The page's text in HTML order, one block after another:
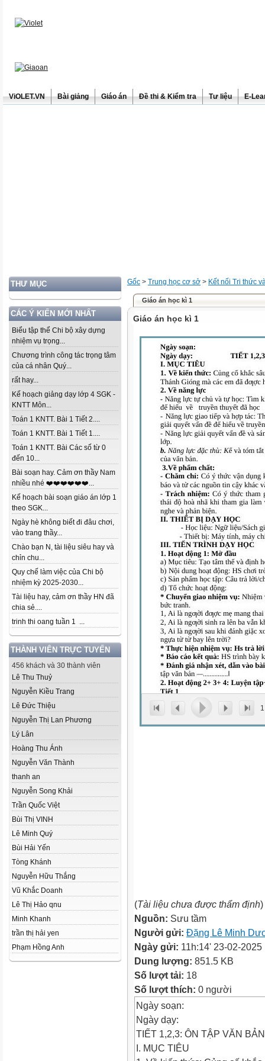
ViOLET.VN Bài giảng Giáo án Đề thi & Kiểm tra Tư liệu E-
THƯ MỤC
CÁC Ý KIẾN MỚI NHẤT
Biểu tập thể Chi bộ xây dựng
nhiệm vụ trọng...
Chương trình công tác trọng tâm
của cá nhân Quý...
rất hay...
Kế hoạch giảng dạy lớp 4 SGK -
KNTT Môn...
Toán 1 KNTT. Bài 1 Tiết 2....
Toán 1 KNTT. Bài 1 Tiết 1....
Toán 1 KNTT. Bài Các số từ 0
đến 10...
Bài soạn hay. Cảm ơn thầy Nam
nhiều nhé ❤️❤️❤️❤️❤️❤️...
Kế hoạch bài soạn giáo án lớp 1
theo SGK...
Ngày hè không biết đi đâu chơi,
vào trang thầy...
Chào bạn N, tài liệu siêu hay và
chỉn chu...
Quy chế làm việc của Chi bộ
nhiệm kỳ 2025-2030...
Tài liệu hay, cảm ơn thầy HN đã
chia sẻ....
trinh thi oang tuần 1 ...
THÀNH VIÊN TRỰC TUYẾN
456 khách và 30 thành viên
Lê Thu Thuỷ
Nguyễn Kiều Trang
Lê Đức Thiệu
Nguyễn Thị Lan Phương
Lý Lân
Hoàng Thu Ánh
Nguyễn Văn Thành
thanh an
Nguyễn Song Khải
Trần Quốc Việt
Bùi Thị VINH
Lê Minh Quý
Bùi Hải Yến
Tòng Khánh
Nguyễn Hữu Thắng
Vũ Khắc Doanh
Lê Thị Hảo qnu
Minh Khanh
trần thị hải yen
Phạm Hồng Anh
Gốc > Trung học cơ sở > Kết nối Tri thức
Giáo án học kì 1
Giáo án học kì 1
1
(Tài liệu chưa được thẩm định)
Nguồn: Sưu tầm
Người gửi: Đặng Lê Minh
Ngày gửi: 11h:14' 23-02-2025
Dung lượng: 851.5 KB
Số lượt tải: 18
Số lượt thích: 0 người
Ngày soạn:
Ngày dạy:
TIẾT 1,2,3: ÔN TẬP VĂN
I. MỤC TIÊU